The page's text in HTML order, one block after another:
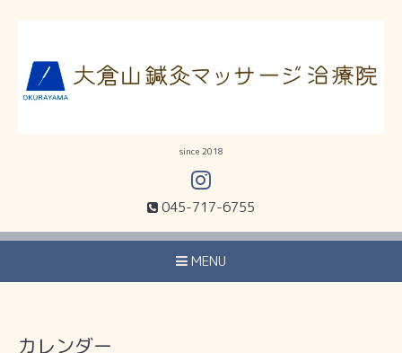
since 2018
045-717-6755
MENU
カレンダー